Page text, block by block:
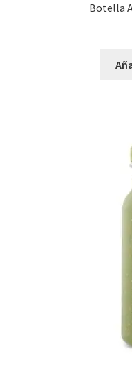
Botella